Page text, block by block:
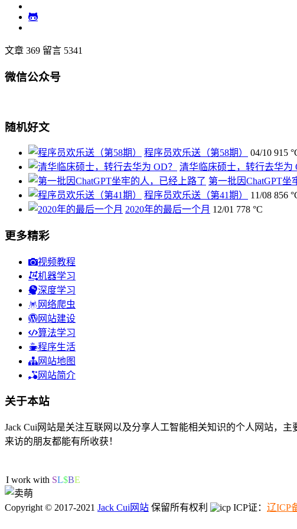
文章 369 留言 5341
微信公众号
随机好文
程序员欢乐送（第58期） 04/10 915
清华临床硕士，转行去华为
第一批因ChatGPT坐
程序员欢乐送（第41期）
11/08 856
2020年的最后一个月 12/01 778 °C
更多精彩
视频教程
机器学习
深度学习
网络爬虫
网站建设
算法学习
程序生活
网站地图
网站简介
关于本站
Jack Cui网站是关注互联网以及分享人工智能相关知识的个人网站，
来访的朋友都能有所收获！
I work with C/C+Y
Copyright © 2017-2021 Jack Cui网站 保留所有权利 ICP证： 辽ICP